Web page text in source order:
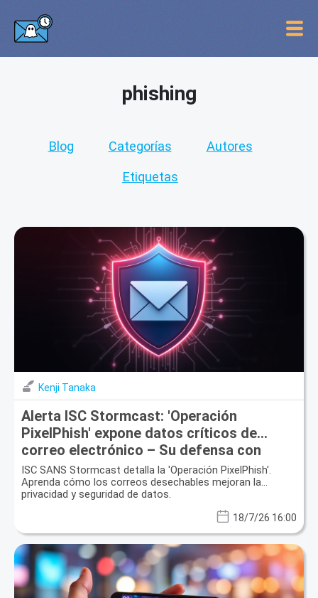
phishing
Blog Categorías Autores
Etiquetas
Kenji Tanaka
Alerta ISC Stormcast: 'Operación
PixelPhish' expone datos críticos de
correo electrónico – Su defensa con
correo desechable
ISC SANS Stormcast detalla la 'Operación PixelPhish'.
Aprenda cómo los correos desechables mejoran la
privacidad y seguridad de datos.
18/7/26 16:00